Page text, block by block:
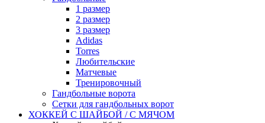
1 размер
2 размер
3 размер
Adidas
Torres
Любительские
Матчевые
Тренировочный
Гандбольные ворота
Сетки для гандбольных ворот
ХОККЕЙ С ШАЙБОЙ / С МЯЧОМ